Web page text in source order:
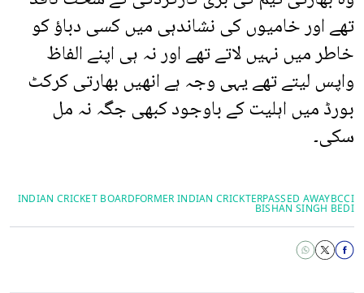
تھے اور خامیوں کی نشاندہی میں کسی دباؤ کو
خاطر میں نہیں لاتے تھے اور نہ ہی اپنے الفاظ
واپس لیتے تھے یہی وجہ ہے انھیں بھارتی کرکٹ
بورڈ میں اہلیت کے باوجود کبھی جگہ نہ مل
سکی۔
BCCI
PASSED AWAY
FORMER INDIAN CRICKTER
INDIAN CRICKET BOARD
BISHAN SINGH BEDI